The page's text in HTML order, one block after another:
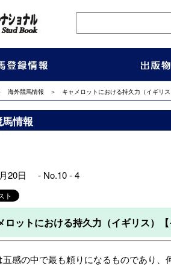
海外競馬情報 ＞ キャメロットにおける持久力（イギリス
情報
20日 - No.10 - 4
ロットにおける持久力（イギリス）【
感の中で最も頼りになるものであり、